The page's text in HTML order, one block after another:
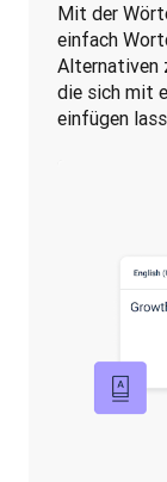
Mit der
einfach
Alternativen
die sich mit
einfügen